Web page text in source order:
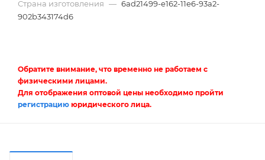
Страна изготовления — 6ad21499-e162-11e6-93a2-
902b343174d6
Обратите внимание, что временно не работаем с
физическими лицами.
Для отображения оптовой цены необходимо пройти
регистрацию юридического лица.